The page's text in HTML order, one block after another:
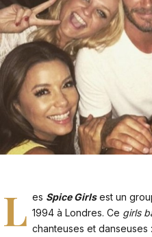
L es Spice Girlsest un
1994 à Londres. Ce girls
chanteuses et danseuses